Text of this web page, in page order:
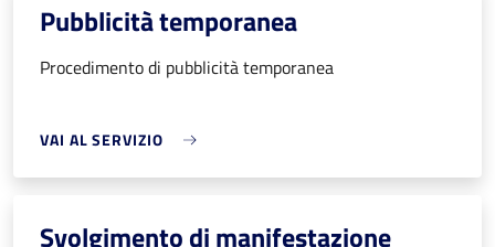
Pubblicità temporanea
Procedimento di pubblicità temporanea
VAI AL SERVIZIO
Svolgimento di manifestazione